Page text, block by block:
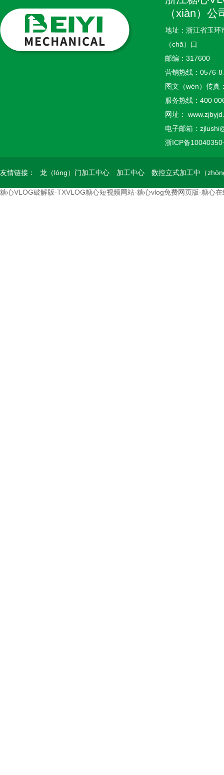
（xiàn）公
地址：浙江省玉环
（chā）口
邮编：317600
营销热线： 0576-
图文（wén）传真
服务热线： 400
网址：
电子邮箱：
浙ICP备10040350
友情链接： 龙（lóng）门加工中心 加工中心 数控立式加工中（
糖心VLOG破解版-TXVLOG糖心短视频网站-糖心vlog免费网页版-糖心